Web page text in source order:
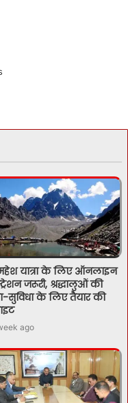
यात्रा के लिए ऑनलाइन
जरूरी, श्रद्धालुओं की
सुविधा के लिए तैयार की
ago